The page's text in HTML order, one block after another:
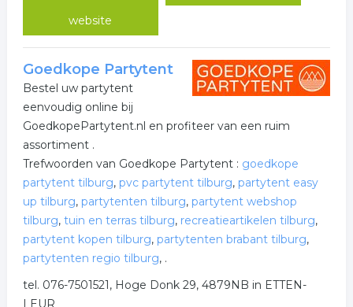
website
Goedkope Partytent
Bestel uw partytent
eenvoudig online bij
GoedkopePartytent.nl en profiteer van een ruim
assortiment .
Trefwoorden van Goedkope Partytent : goedkope
partytent tilburg, pvc partytent tilburg, partytent easy
up tilburg, partytenten tilburg, partytent webshop
tilburg, tuin en terras tilburg, recreatieartikelen tilburg,
partytent kopen tilburg, partytenten brabant tilburg,
partytenten regio tilburg, .
tel. 076-7501521, Hoge Donk 29, 4879NB in ETTEN-
LEUR